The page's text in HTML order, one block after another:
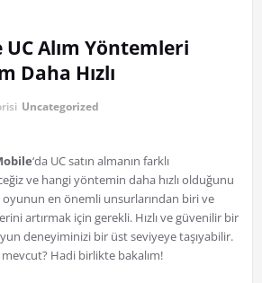
UC Alım Yöntemleri
Daha Hızlı
Uncategorized
‘da UC satın almanın farklı
ve hangi yöntemin daha hızlı olduğunu
oyunun en önemli unsurlarından biri ve
artırmak için gerekli. Hızlı ve güvenilir bir
deneyiminizi bir üst seviyeye taşıyabilir.
Hadi birlikte bakalım!